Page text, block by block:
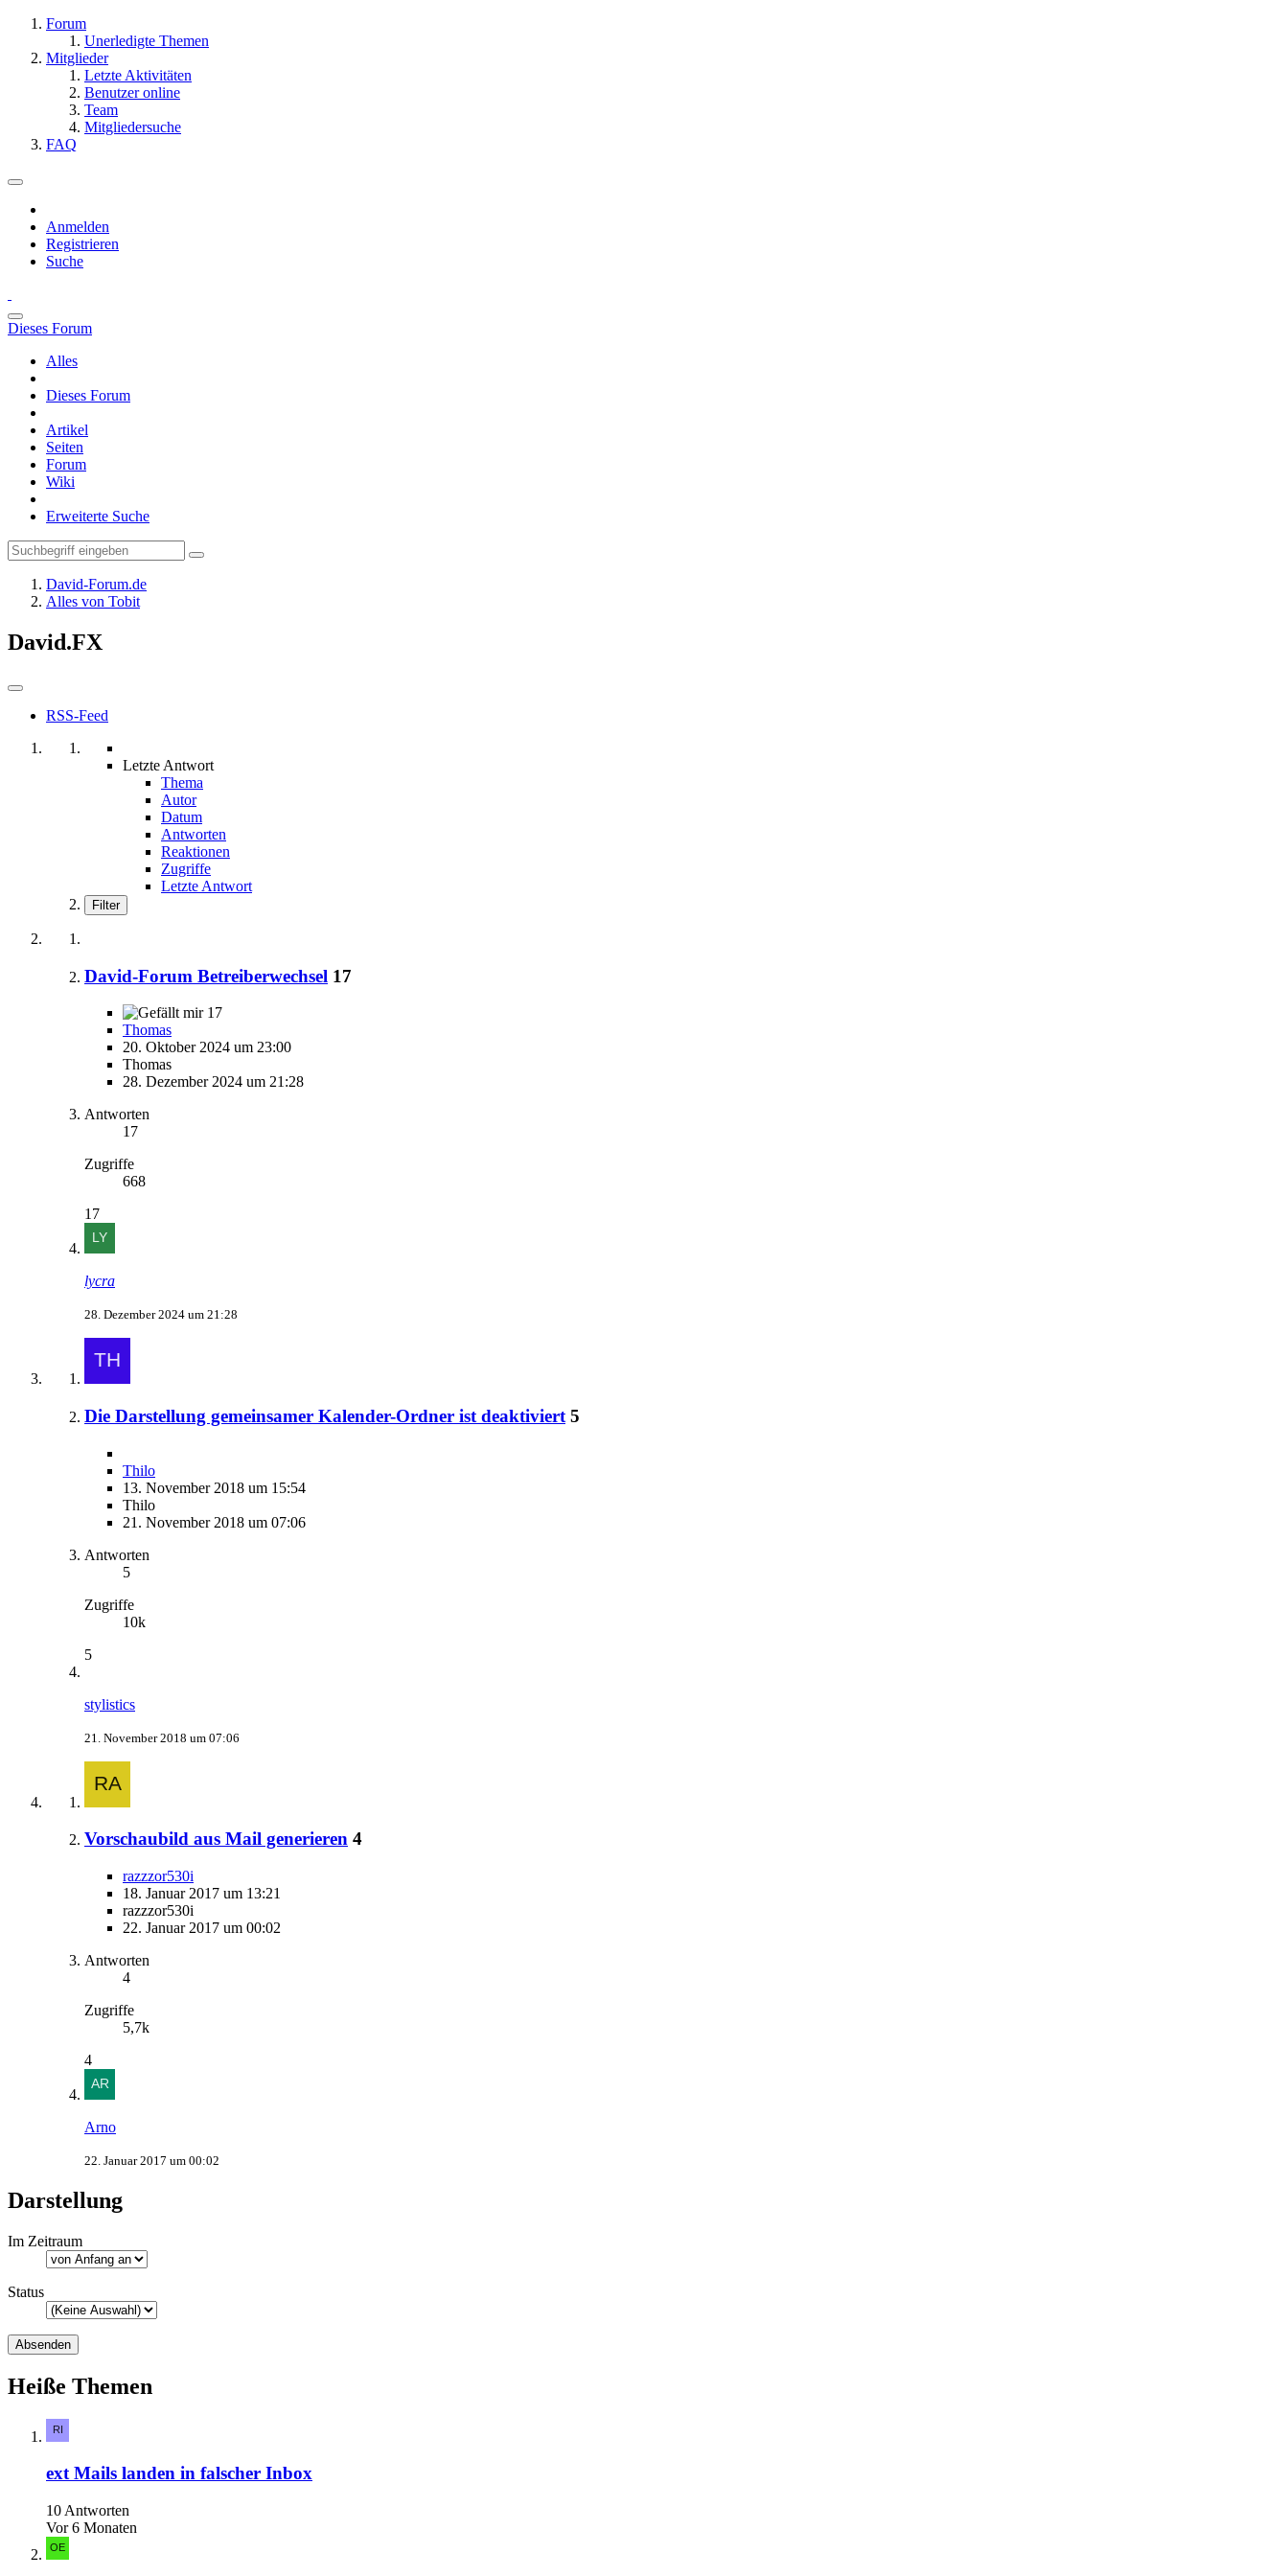
Forum
Unerledigte Themen
Mitglieder
Letzte Aktivitäten
Benutzer online
Team
Mitgliedersuche
FAQ
Anmelden
Registrieren
Suche
Dieses Forum
Alles
Dieses Forum
Artikel
Seiten
Forum
Wiki
Erweiterte Suche
David-Forum.de
Alles von Tobit
David.FX
RSS-Feed
Letzte Antwort
Thema
Autor
Datum
Antworten
Reaktionen
Zugriffe
Letzte Antwort
Filter
David-Forum Betreiberwechsel 17
17
Thomas
20. Oktober 2024 um 23:00
Thomas
28. Dezember 2024 um 21:28
Antworten
17
Zugriffe
668
17
lycra
28. Dezember 2024 um 21:28
Die Darstellung gemeinsamer Kalender-Ordner ist deaktiviert 5
Thilo
13. November 2018 um 15:54
Thilo
21. November 2018 um 07:06
Antworten
5
Zugriffe
10k
5
stylistics
21. November 2018 um 07:06
Vorschaubild aus Mail generieren 4
razzzor530i
18. Januar 2017 um 13:21
razzzor530i
22. Januar 2017 um 00:02
Antworten
4
Zugriffe
5,7k
4
Arno
22. Januar 2017 um 00:02
Darstellung
Im Zeitraum
Status
Heiße Themen
ext Mails landen in falscher Inbox
10 Antworten
Vor 6 Monaten